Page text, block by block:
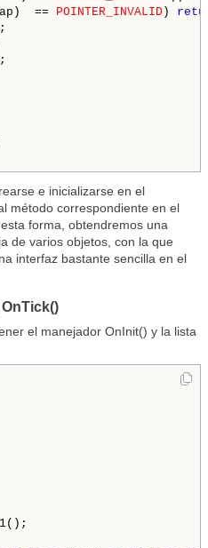
== POINTER_INVALID )
e inicializarse en el
método correspondiente en el
forma, obtendremos una
de varios objetos, con la que
interfaz bastante sencilla en el
el manejador OnInit() y la lista